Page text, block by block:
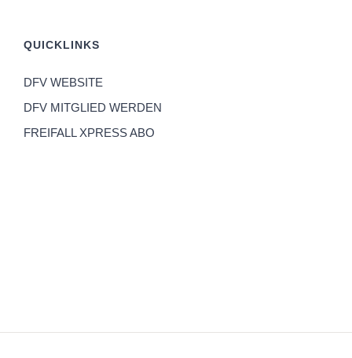
QUICKLINKS
DFV WEBSITE
DFV MITGLIED WERDEN
FREIFALL XPRESS ABO